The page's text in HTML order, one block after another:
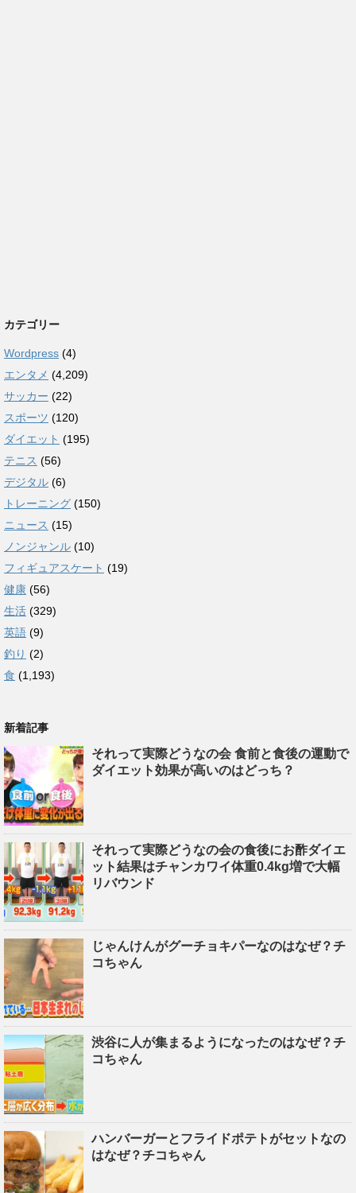
カテゴリー
Wordpress (4)
エンタメ (4,209)
サッカー (22)
スポーツ (120)
ダイエット (195)
テニス (56)
デジタル (6)
トレーニング (150)
ニュース (15)
ノンジャンル (10)
フィギュアスケート (19)
健康 (56)
生活 (329)
英語 (9)
釣り (2)
食 (1,193)
新着記事
それって実際どうなの会 食前と食後の運動で
ダイエット効果が高いのはどっち？
それって実際どうなの会の食後にお酢ダイエ
ット結果はチャンカワイ体重0.4kg増で大幅
リバウンド
じゃんけんがグーチョキパーなのはなぜ？チ
コちゃん
渋谷に人が集まるようになったのはなぜ？チ
コちゃん
ハンバーガーとフライドポテトがセットなの
はなぜ？チコちゃん